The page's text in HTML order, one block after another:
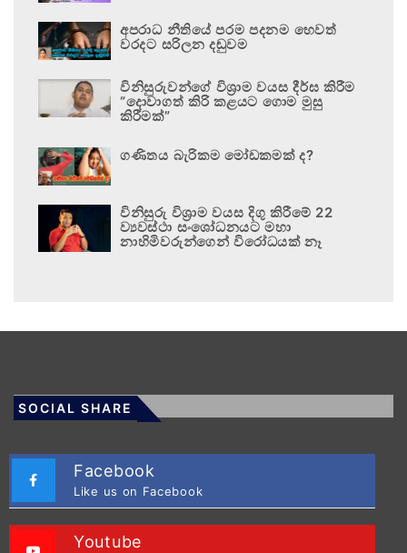
අපරාධ නීතියේ පරම පදනම හෙවත්
වරදට සරිලන දඬුවම
විනිසුරුවන්ගේ විශ්‍රාම වයස දීර්ඝ කිරීම
“දොවාගත් කිරි කළයට ගොම මුසු
කිරීමක්”
ගණිතය බැරිකම මෝඩකමක් ද?
විනිසුරු විශ්‍රාම වයස දිගු කිරීමේ 22
ව්‍යවස්ථා සංශෝධනයට මහා
නාහිමිවරුන්ගෙන් විරෝධයක් නෑ
SOCIAL SHARE
Facebook
Like us on Facebook
Youtube